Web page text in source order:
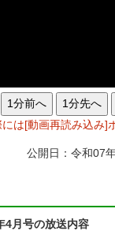
1分前へ 1分先へ
は[動画再読み込み]
公開日：令和07
4月号の放送内容